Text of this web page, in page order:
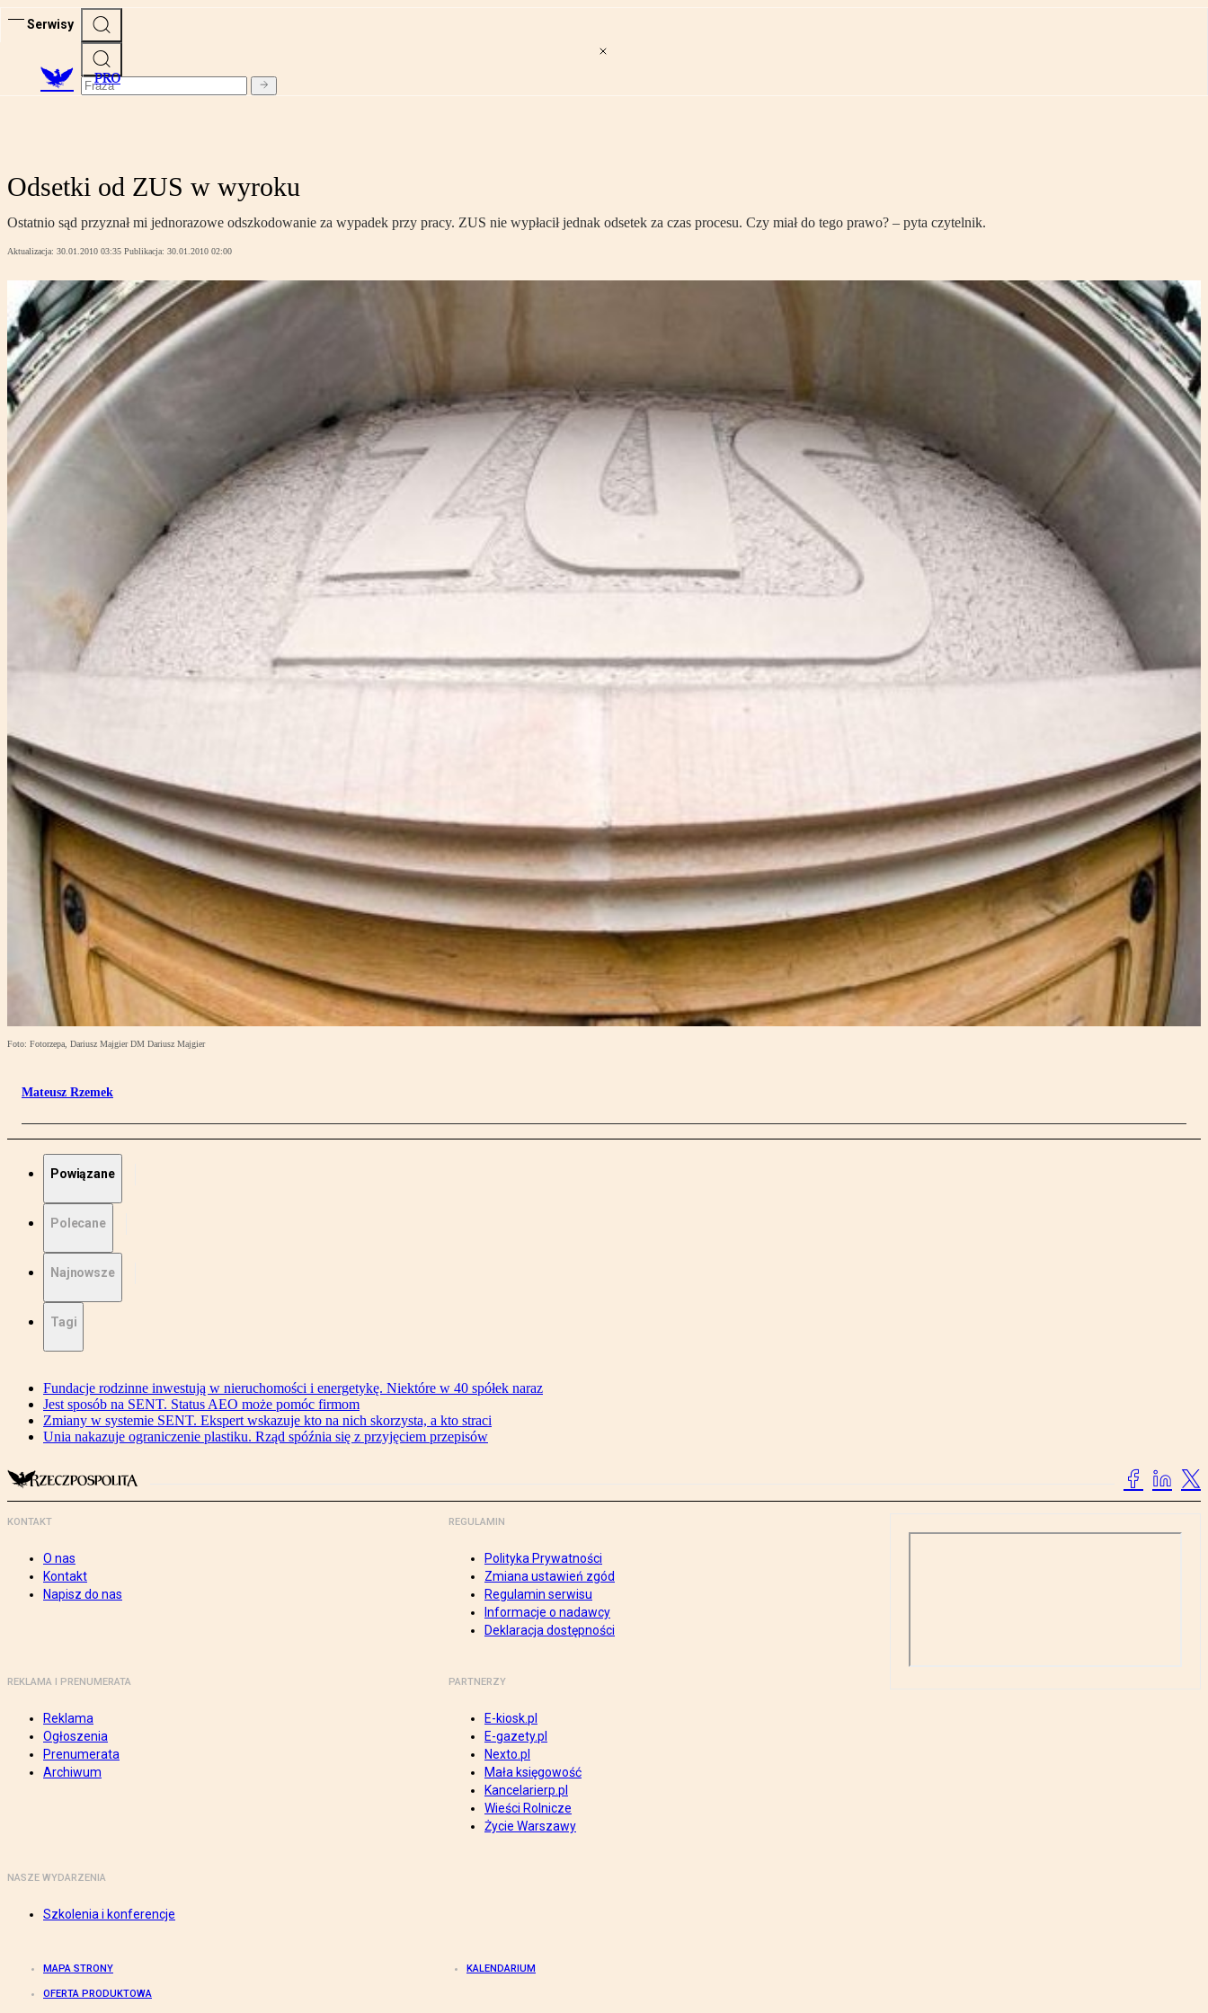
Serwisy
PRO
Odsetki od ZUS w wyroku
Ostatnio sąd przyznał mi jednorazowe odszkodowanie za wypadek przy pracy. ZUS nie wypłacił jednak odsetek za czas procesu. Czy miał do tego prawo? – pyta czytelnik.
Aktualizacja: 30.01.2010 03:35 Publikacja: 30.01.2010 02:00
Foto: Fotorzepa, Dariusz Majgier DM Dariusz Majgier
Mateusz Rzemek
Powiązane
Polecane
Najnowsze
Tagi
Fundacje rodzinne inwestują w nieruchomości i energetykę. Niektóre w 40 spółek naraz
Jest sposób na SENT. Status AEO może pomóc firmom
Zmiany w systemie SENT. Ekspert wskazuje kto na nich skorzysta, a kto straci
Unia nakazuje ograniczenie plastiku. Rząd spóźnia się z przyjęciem przepisów
KONTAKT
O nas
Kontakt
Napisz do nas
REGULAMIN
Polityka Prywatności
Zmiana ustawień zgód
Regulamin serwisu
Informacje o nadawcy
Deklaracja dostępności
REKLAMA I PRENUMERATA
Reklama
Ogłoszenia
Prenumerata
Archiwum
PARTNERZY
E-kiosk.pl
E-gazety.pl
Nexto.pl
Mała księgowość
Kancelarierp.pl
Wieści Rolnicze
Życie Warszawy
NASZE WYDARZENIA
Szkolenia i konferencje
MAPA STRONY KALENDARIUM
OFERTA PRODUKTOWA